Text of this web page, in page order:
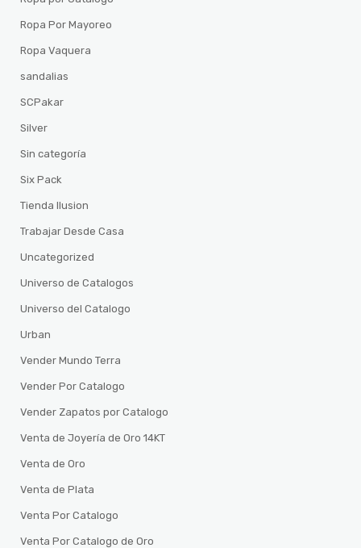
Ropa Por Mayoreo
Ropa Vaquera
sandalias
SCPakar
Silver
Sin categoría
Six Pack
Tienda Ilusion
Trabajar Desde Casa
Uncategorized
Universo de Catalogos
Universo del Catalogo
Urban
Vender Mundo Terra
Vender Por Catalogo
Vender Zapatos por Catalogo
Venta de Joyería de Oro 14KT
Venta de Oro
Venta de Plata
Venta Por Catalogo
Venta Por Catalogo de Oro